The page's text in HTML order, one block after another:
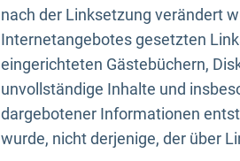
nach der Linksetzung verändert
Internetangebotes gesetzten
eingerichteten Gästebüchern,
unvollständige Inhalte und
dargebotener Informationen
wurde, nicht derjenige, der über